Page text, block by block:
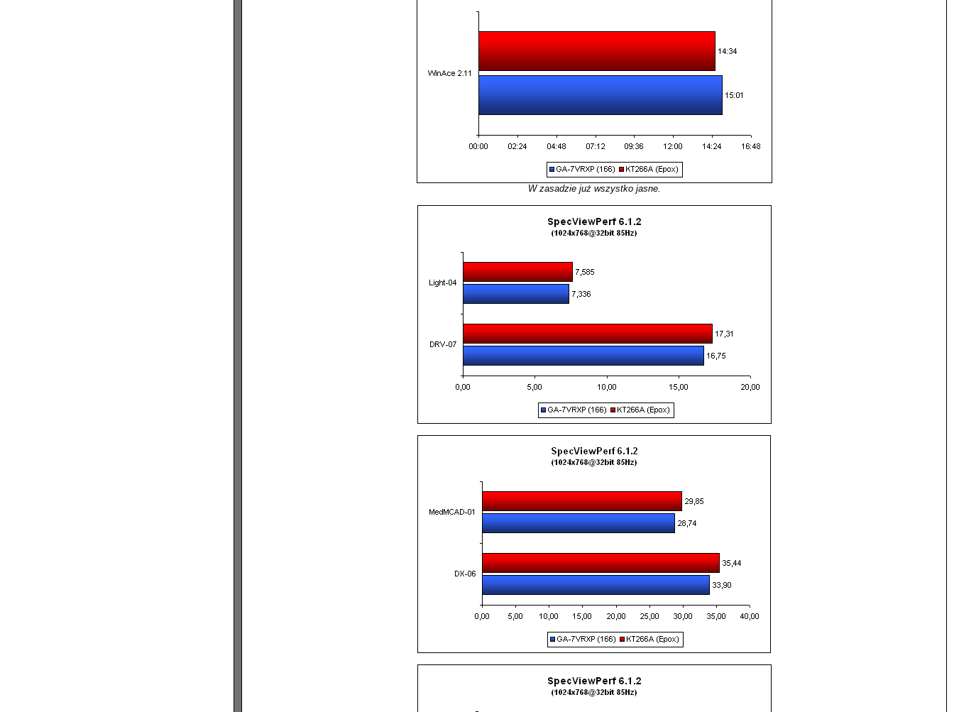
W zasadzie już wszystko jasne.